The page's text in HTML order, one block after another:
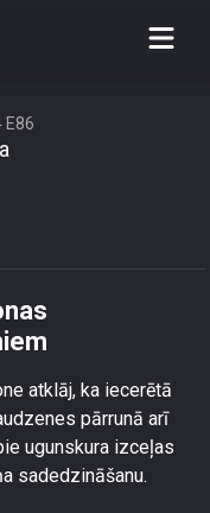
E86
atklāj, ka iecerētā
pārrunā arī
ugunskura izceļas
sadedzināšanu.